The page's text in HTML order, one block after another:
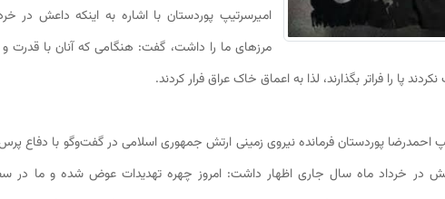
امیرسرتیپ پوردستان با اشاره به اینکه داعش
مرزهای ما را داشت، گفت: هنگامی که آنان با قدرت و
پا را فراتر بگذارند، لذا به اعماق خاک عراق فرار کردند.
احمدرضا پوردستان فرمانده نیروی زمینی ارتش جمهوری اسلامی در گفت‌وگو با دفاع
در خرداد ماه سال جاری اظهار داشت: امروز چهره تهدیدات عوض شده و ما در